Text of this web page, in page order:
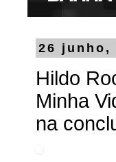
26 junho,
Hildo
Minha
na